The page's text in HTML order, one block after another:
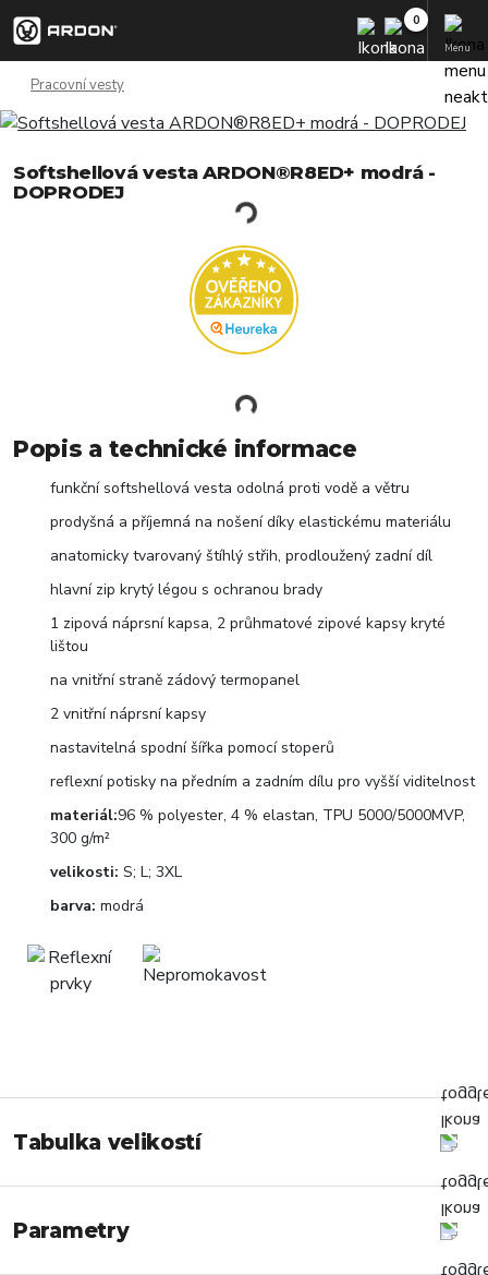
Menu
Pracovní vesty
Softshellová vesta ARDON®R8ED+ modrá -
DOPRODEJ
Popis a technické informace
funkční softshellová vesta odolná proti vodě a větru
prodyšná a příjemná na nošení díky elastickému materiálu
anatomicky tvarovaný štíhlý střih, prodloužený zadní díl
hlavní zip krytý légou s ochranou brady
1 zipová náprsní kapsa, 2 průhmatové zipové kapsy kryté
lištou
na vnitřní straně zádový termopanel
2 vnitřní náprsní kapsy
nastavitelná spodní šířka pomocí stoperů
reflexní potisky na předním a zadním dílu pro vyšší viditelnost
materiál:96 % polyester, 4 % elastan, TPU 5000/5000MVP,
300 g/m²
velikosti: S; L; 3XL
barva: modrá
Tabulka velikostí
Parametry